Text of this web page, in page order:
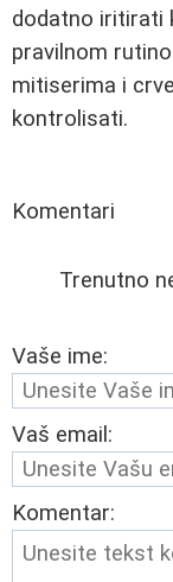
dodatno iritirati
pravilnom
mitiserima i
kontrolisati.
Komentari
Trenutno
Vaše ime:
Vaš email:
Komentar: